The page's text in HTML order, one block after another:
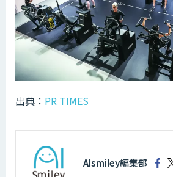
出典： PR TIMES
AIsmiley編集部